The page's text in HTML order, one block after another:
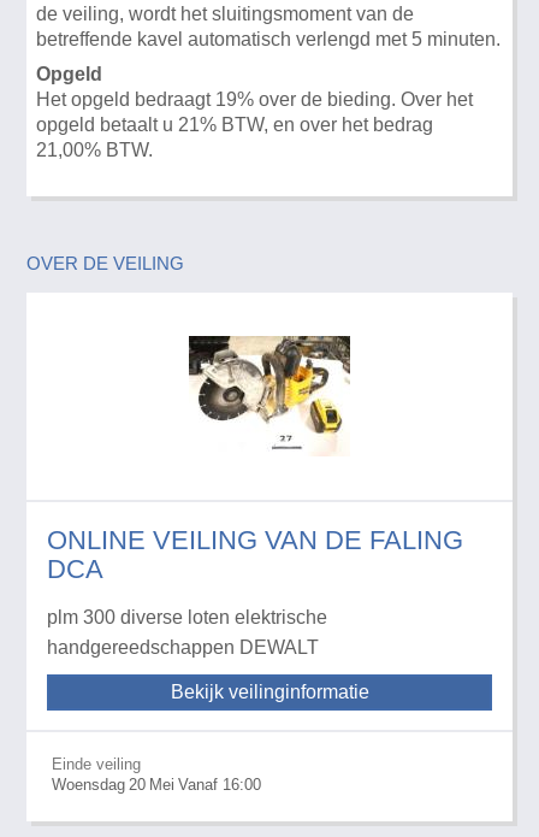
de veiling, wordt het sluitingsmoment van de
betreffende kavel automatisch verlengd met 5 minuten.
Opgeld
Het opgeld bedraagt 19% over de bieding. Over het
opgeld betaalt u 21% BTW, en over het bedrag
21,00% BTW.
OVER DE VEILING
ONLINE VEILING VAN DE FALING
DCA
plm 300 diverse loten elektrische
handgereedschappen DEWALT
Bekijk veilinginformatie
Einde veiling
Woensdag 20 Mei Vanaf 16:00